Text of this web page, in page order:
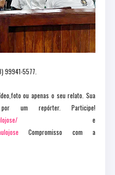
99941-5577.
ou apenas o seu relato. Sua
um repórter. Participe!
e
Compromisso com a